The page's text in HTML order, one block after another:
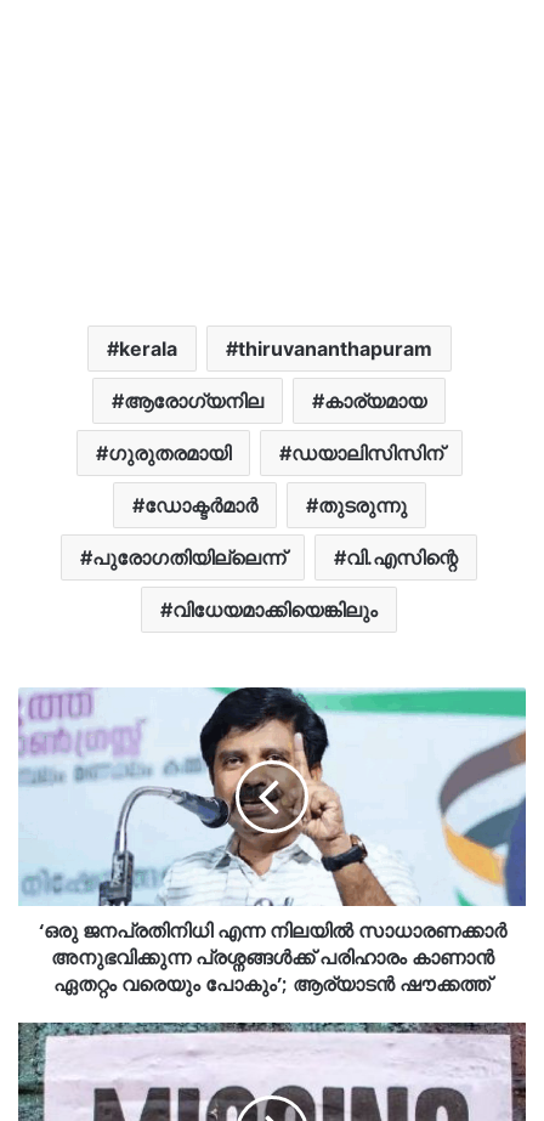
kerala thiruvananthapuram
ആരോഗ്യനില കാര്യമായ
ഗുരുതരമായി ഡയാലിസിസിന്
ഡോക്ടർമാർ തുടരുന്നു
പുരോഗതിയില്ലെന്ന് വി.എസിന്റെ
വിധേയമാക്കിയെങ്കിലും
‘ഒരു ജനപ്രതിനിധി എന്ന നിലയിൽ സാധാരണക്കാർ
അനുഭവിക്കുന്ന പ്രശ്നങ്ങൾക്ക് പരിഹാരം കാണാൻ
ഏതറ്റം വരെയും പോകും’; ആര്യാടൻ ഷൗക്കത്ത്